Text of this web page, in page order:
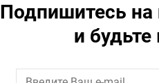
Подпишитесь
и будьте